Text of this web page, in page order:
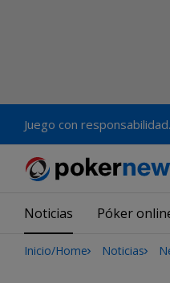
Juego con responsabilidad.
Noticias Póker
Inicio/Home Noticias